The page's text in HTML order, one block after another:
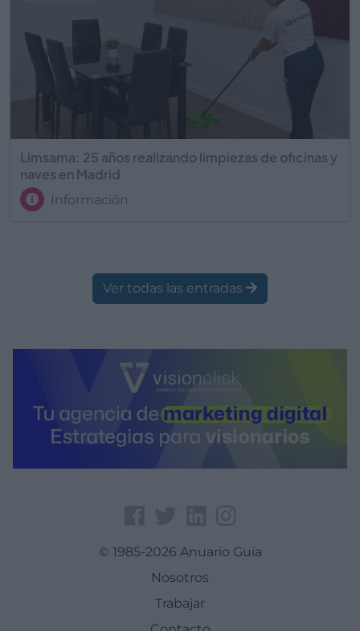
Limsama: 25 años realizando limpiezas de oficinas y
naves en Madrid
Información
Ver todas las entradas
© 1985-2026 Anuario Guía
Nosotros
Trabajar